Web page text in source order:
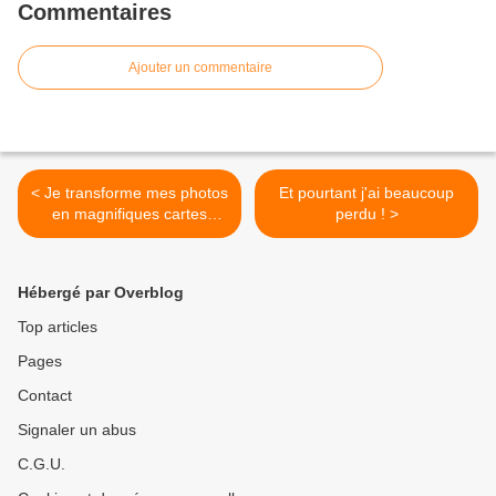
Commentaires
Ajouter un commentaire
< Je transforme mes photos
en magnifiques cartes
postales grâce à
Et pourtant j'ai beaucoup
perdu ! >
Hébergé par Overblog
Top articles
Pages
Contact
Signaler un abus
C.G.U.